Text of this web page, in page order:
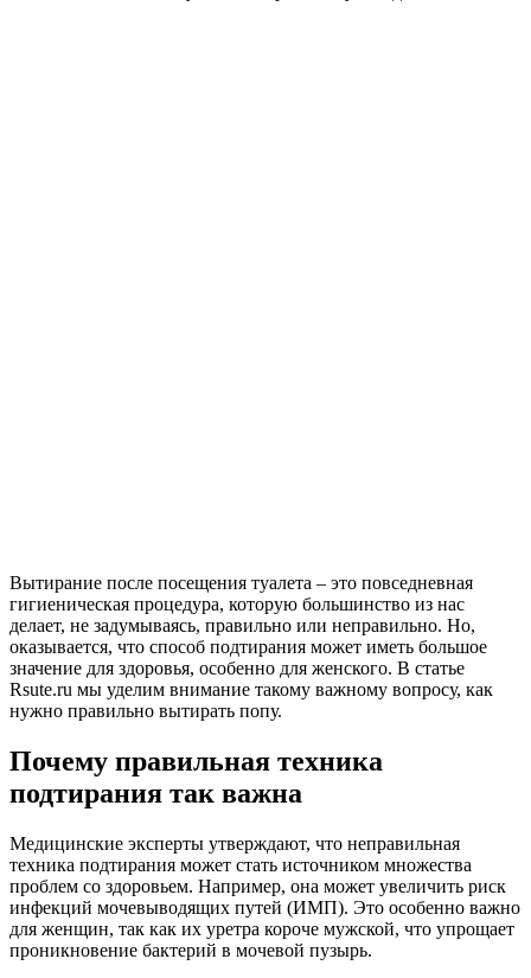
Вытирание после посещения туалета – это повседневная
гигиеническая процедура, которую большинство из нас
делает, не задумываясь, правильно или неправильно. Но,
оказывается, что способ подтирания может иметь большое
значение для здоровья, особенно для женского. В статье
Rsute.ru мы уделим внимание такому важному вопросу, как
нужно правильно вытирать попу.
Почему правильная техника
подтирания так важна
Медицинские эксперты утверждают, что неправильная
техника подтирания может стать источником множества
проблем со здоровьем. Например, она может увеличить риск
инфекций мочевыводящих путей (ИМП). Это особенно важно
для женщин, так как их уретра короче мужской, что упрощает
проникновение бактерий в мочевой пузырь.